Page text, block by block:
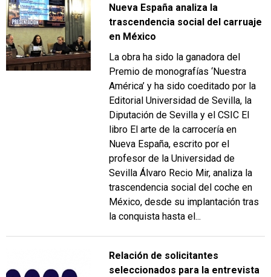
Nueva España analiza la
trascendencia social del carruaje
en México
La obra ha sido la ganadora del
Premio de monografías ‘Nuestra
América’ y ha sido coeditado por la
Editorial Universidad de Sevilla, la
Diputación de Sevilla y el CSIC El
libro El arte de la carrocería en
Nueva España, escrito por el
profesor de la Universidad de
Sevilla Álvaro Recio Mir, analiza la
trascendencia social del coche en
México, desde su implantación tras
la conquista hasta el...
Relación de solicitantes
seleccionados para la entrevista